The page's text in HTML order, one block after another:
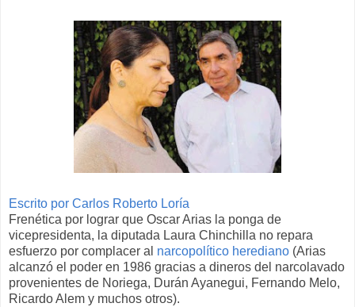
Escrito por Carlos Roberto Loría
Frenética por lograr que Oscar Arias la ponga de
vicepresidenta, la diputada Laura Chinchilla no repara
esfuerzo por complacer al narcopolítico herediano (Arias
alcanzó el poder en 1986 gracias a dineros del narcolavado
provenientes de Noriega, Durán Ayanegui, Fernando Melo,
Ricardo Alem y muchos otros).